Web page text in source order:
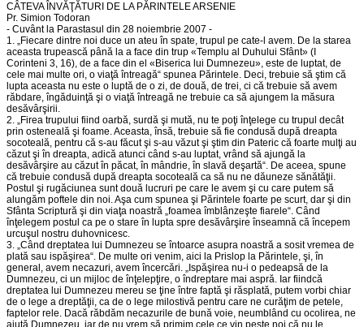
CÂTEVA ÎNVĂŢĂTURI DE LA PĂRINTELE ARSENIE
Pr. Simion Todoran
- Cuvânt la Parastasul din 28 noiembrie 2007 -
1. „Fiecare dintre noi duce un ateu în spate, trupul pe cate-l avem. De la starea
aceasta trupească până la a face din trup «Templu al Duhului Sfânt» (I
Corinteni 3, 16), de a face din el «Biserica lui Dumnezeu», este de luptat, de
cele mai multe ori, o viaţă întreagă“ spunea Părintele. Deci, trebuie să ştim că
lupta aceasta nu este o luptă de o zi, de două, de trei, ci că trebuie să avem
răbdare, îngăduinţă şi o viaţă întreagă ne trebuie ca să ajungem la măsura
desăvârşirii.
2. „Firea trupului fiind oarbă, surdă şi mută, nu te poţi înţelege cu trupul decât
prin osteneală şi foame. Aceasta, însă, trebuie să fie condusă după dreapta
socoteală, pentru că s-au făcut şi s-au văzut şi ştim din Pateric că foarte mulţi au
căzut şi în dreapta, adică atunci când s-au luptat, vrând să ajungă la
desăvârşire au căzut în păcat, în mândrie, în slavă deşartă“. De aceea, spune
că trebuie condusă după dreapta socoteală ca să nu ne dăuneze sănătăţii.
Postul şi rugăciunea sunt două lucruri pe care le avem şi cu care putem să
alungăm poftele din noi. Aşa cum spunea şi Părintele foarte pe scurt, dar şi din
Sfânta Scriptură şi din viaţa noastră „foamea îmblânzeşte fiarele“. Când
înţelegem postul ca pe o stare în lupta spre desăvârşire înseamnă că începem
urcuşul nostru duhovnicesc.
3. „Când dreptatea lui Dumnezeu se întoarce asupra noastră a sosit vremea de
plată sau ispăşirea“. De multe ori venim, aici la Prislop la Părintele, şi, în
general, avem necazuri, avem încercări. „Ispăşirea nu-i o pedeapsă de la
Dumnezeu, ci un mijloc de înţelepţire, o îndreptare mai aspră. Iar fiindcă
dreptatea lui Dumnezeu mereu se ţine între faptă şi răsplată, putem vorbi chiar
de o lege a dreptăţii, ca de o lege milostivă pentru care ne curăţim de petele,
faptelor rele. Dacă răbdăm necazurile de bună voie, neumblând cu ocolirea, ne
ajută Dumnezeu, iar de nu vrem să primim cele ce vin peste noi că nu le